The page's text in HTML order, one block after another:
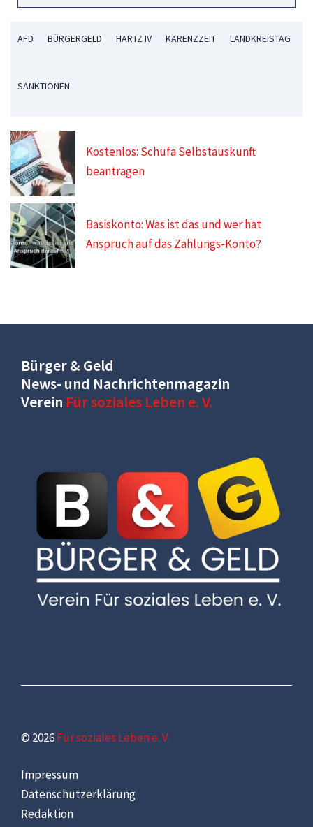
AFD BÜRGERGELD HARTZ IV KARENZZEIT LANDKREISTAG
SANKTIONEN
Kostenlos: Schufa Selbstauskunft
beantragen
Basiskonto: Was ist das und wer hat
Anspruch auf das Zahlungs-Konto?
Bürger & Geld
News- und Nachrichtenmagazin
Verein Für soziales Leben e. V.
© 2026Für soziales Leben e. V.
Impressum
Datenschutzerklärung
Redaktion